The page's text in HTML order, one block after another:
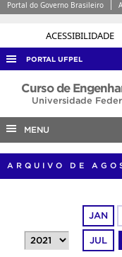
ACESSIBILIDADE
Portal do Governo Brasileiro
PORTAL UFPEL
ACESSO À INFORMAÇÃO
COBALTO
CONCURSOS
EDITAIS
INTERNACIONAL
PORTARIAS
Curso de
Universidade
MENU
ARQUIVO DE
JAN
JUL